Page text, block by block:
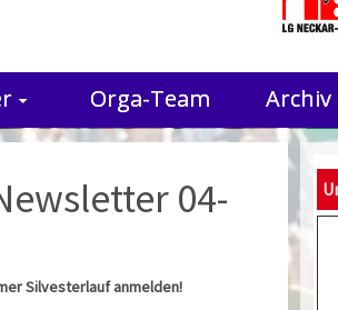
Orga-Team Archiv
04-
Silvesterlauf anmelden!